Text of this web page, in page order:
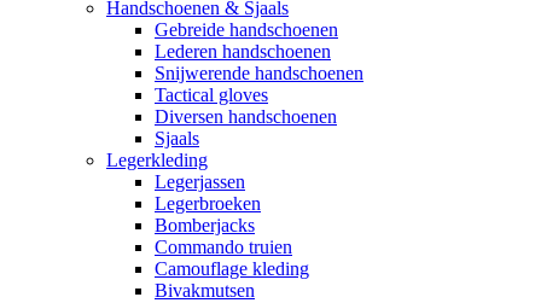
Handschoenen & Sjaals
Gebreide handschoenen
Lederen handschoenen
Snijwerende handschoenen
Tactical gloves
Diversen handschoenen
Sjaals
Legerkleding
Legerjassen
Legerbroeken
Bomberjacks
Commando truien
Camouflage kleding
Bivakmutsen